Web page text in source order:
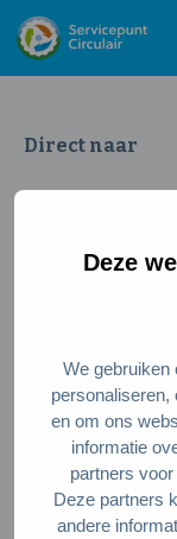
Deze
We gebruiken
personaliseren,
en om ons
informatie
partners
Deze partners
andere
Direct naar
Wat is een
Meedoen als
Circulaire
Wie zijn wij?
Over ons
Stel je vraag
Servicepunt